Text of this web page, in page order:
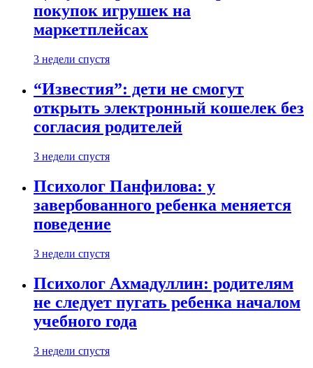
покупок игрушек на
маркетплейсах
3 недели спустя
“Известия”: дети не смогут
открыть электронный кошелек без
согласия родителей
3 недели спустя
Психолог Панфилова: у
завербованного ребенка меняется
поведение
3 недели спустя
Психолог Ахмадуллин: родителям
не следует пугать ребенка началом
учебного года
3 недели спустя